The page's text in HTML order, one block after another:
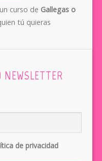
curso de Gallegas o
tú quieras
NEWSLETTER
de privacidad